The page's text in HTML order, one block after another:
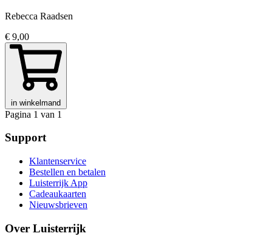
Rebecca Raadsen
€ 9,00
in winkelmand
Pagina 1 van 1
Support
Klantenservice
Bestellen en betalen
Luisterrijk App
Cadeaukaarten
Nieuwsbrieven
Over Luisterrijk